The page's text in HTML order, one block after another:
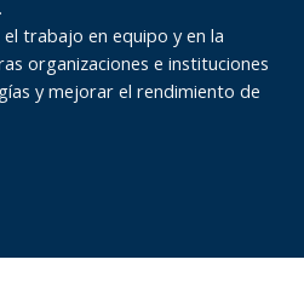
trabajo en equipo y en la
organizaciones e instituciones
y mejorar el rendimiento de